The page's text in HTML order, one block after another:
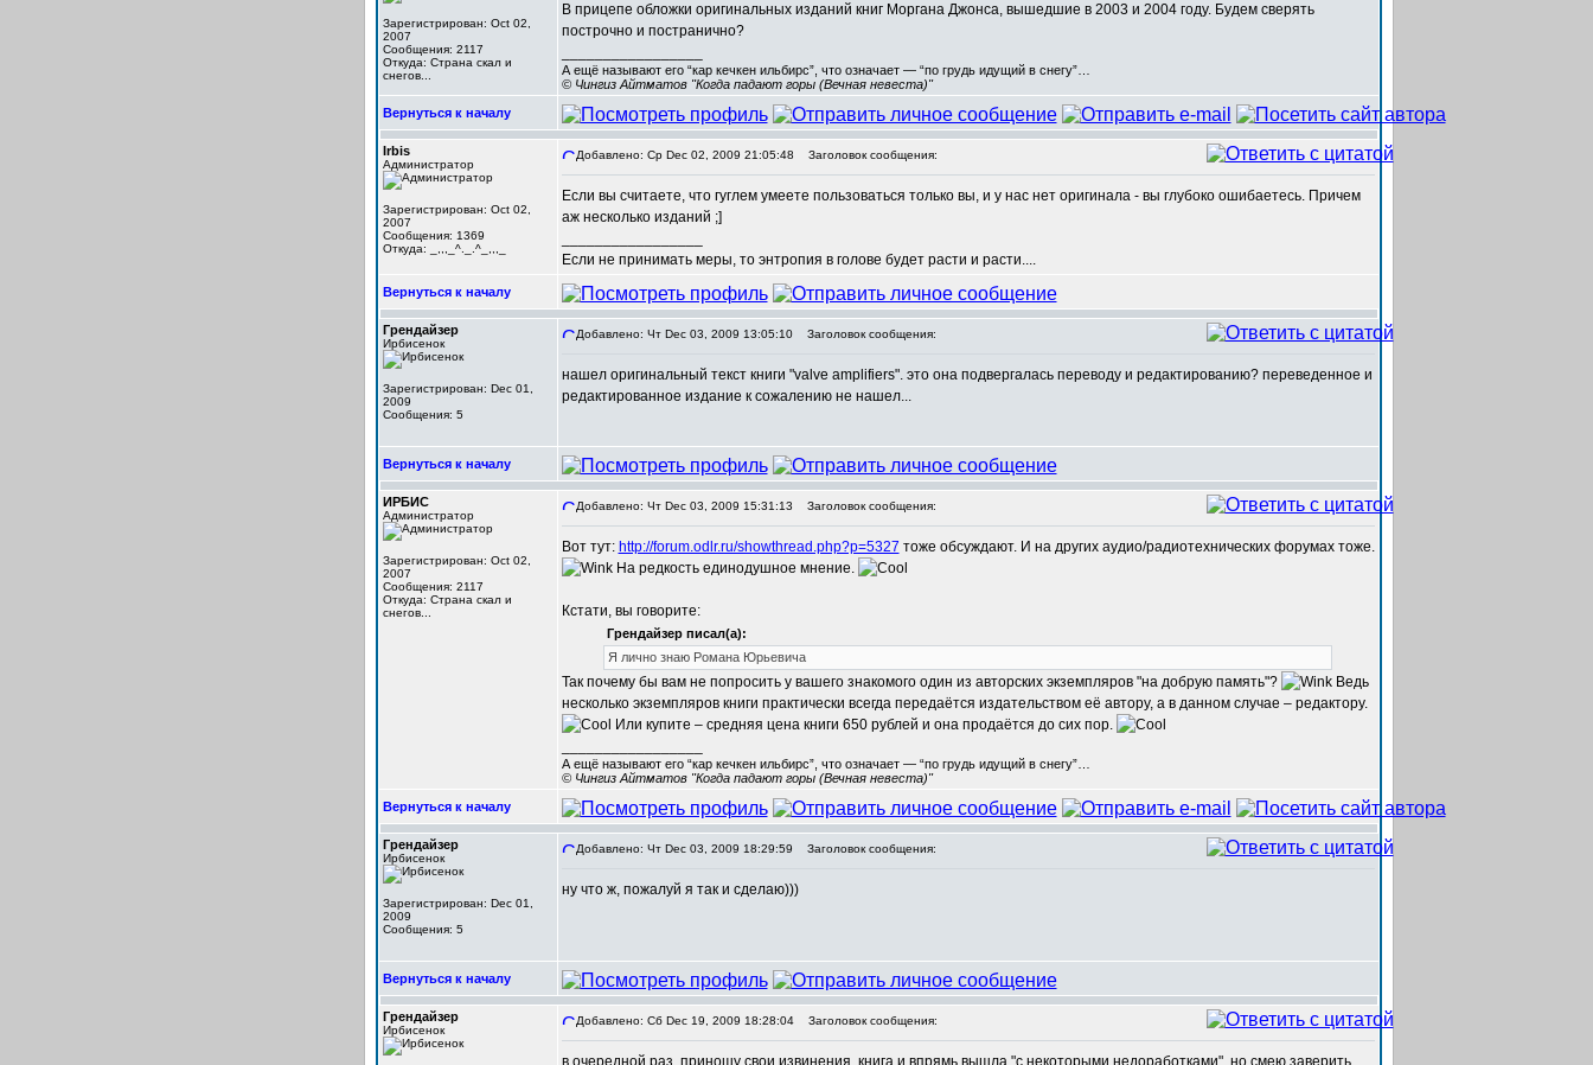
Зарегистрирован: Oct 02,
2007
Сообщения: 2117
Откуда: Cтрана скал и
снегов...
В прицепе обложки оригинальных изданий книг Моргана Джонса, вышедшие в 2003 и 2004 году. Будем сверять
построчно и постранично?
А ещё называют его “кар кечкен ильбирс”, что означает — “по грудь идущий в снегу”…
© Чингиз Айтматов "Когда падают горы (Вечная невеста)"
Вернуться к началу
Irbis
Администратор
Зарегистрирован: Oct 02,
2007
Сообщения: 1369
Откуда: _,,,_^._.^_,,,_
Добавлено: Ср Dec 02, 2009 21:05:48 Заголовок сообщения:
Если вы считаете, что гуглем умеете пользоваться только вы, и у нас нет оригинала - вы глубоко ошибаетесь. Причем
аж несколько изданий ;]
Если не принимать меры, то энтропия в голове будет расти и расти....
Вернуться к началу
Грендайзер
Ирбисенок
Зарегистрирован: Dec 01,
2009
Сообщения: 5
Добавлено: Чт Dec 03, 2009 13:05:10 Заголовок сообщения:
нашел оригинальный текст книги "valve amplifiers". это она подвергалась переводу и редактированию? переведенное и
редактированное издание к сожалению не нашел...
Вернуться к началу
ИРБИС
Администратор
Зарегистрирован: Oct 02,
2007
Сообщения: 2117
Откуда: Cтрана скал и
снегов...
Добавлено: Чт Dec 03, 2009 15:31:13 Заголовок сообщения:
Вот тут: http://forum.odlr.ru/showthread.php?p=5327 тоже обсуждают. И на других аудио/радиотехнических форумах тоже.
На редкость единодушное мнение.
Кстати, вы говорите:
Грендайзер писал(а):
Я лично знаю Романа Юрьевича
Так почему бы вам не попросить у вашего знакомого один из авторских экземпляров "на добрую память"?
Ведь
несколько экземпляров книги практически всегда передаётся издательством её автору, а в данном случае – редактору.
Или купите – средняя цена книги 650 рублей и она продаётся до сих пор.
А ещё называют его “кар кечкен ильбирс”, что означает — “по грудь идущий в снегу”…
© Чингиз Айтматов "Когда падают горы (Вечная невеста)"
Вернуться к началу
Грендайзер
Ирбисенок
Зарегистрирован: Dec 01,
2009
Сообщения: 5
Добавлено: Чт Dec 03, 2009 18:29:59 Заголовок сообщения:
ну что ж, пожалуй я так и сделаю)))
Вернуться к началу
Грендайзер
Ирбисенок
Добавлено: Сб Dec 19, 2009 18:28:04 Заголовок сообщения:
в очередной раз, приношу свои извинения. книга и впрямь вышла "с некоторыми недоработками", но смею заверить,